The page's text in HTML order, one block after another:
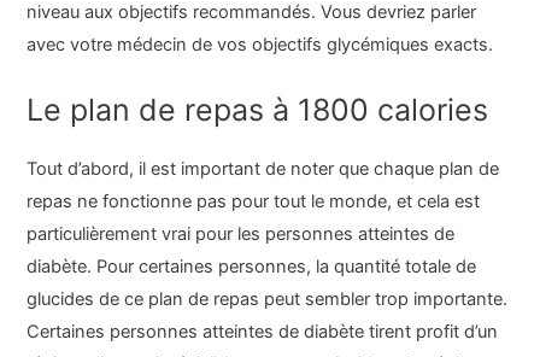
niveau aux objectifs recommandés. Vous devriez parler
avec votre médecin de vos objectifs glycémiques exacts.
Le plan de repas à 1800 calories
Tout d’abord, il est important de noter que chaque plan de
repas ne fonctionne pas pour tout le monde, et cela est
particulièrement vrai pour les personnes atteintes de
diabète. Pour certaines personnes, la quantité totale de
glucides de ce plan de repas peut sembler trop importante.
Certaines personnes atteintes de diabète tirent profit d’un